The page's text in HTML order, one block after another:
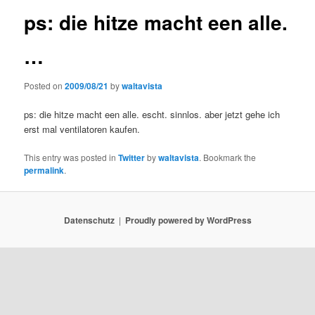
ps: die hitze macht een alle.
…
Posted on2009/08/21 bywaltavista
ps: die hitze macht een alle. escht. sinnlos. aber jetzt gehe ich
erst mal ventilatoren kaufen.
This entry was posted inTwitterbywaltavista. Bookmark the
permalink.
Datenschutz Proudly powered by WordPress